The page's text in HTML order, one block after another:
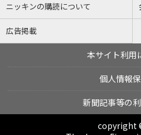
ニッキンの購読について
広告掲載
本サイト利用
個人情報
新聞記事等の
copyright